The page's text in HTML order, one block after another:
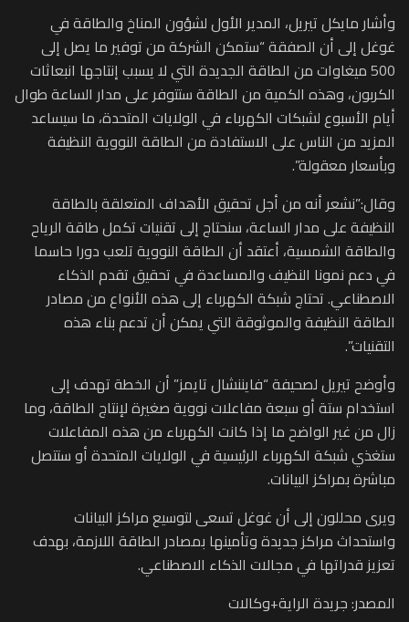
وأشار مايكل تيريل، المدير الأول لشؤون المناخ والطاقة في
غوغل إلى أن الصفقة “ستمكن الشركة من توفير ما يصل إلى
500 ميغاوات من الطاقة الجديدة التي لا يسبب إنتاجها انبعاثات
الكربون، وهذه الكمية من الطاقة ستتوفر على مدار الساعة طوال
أيام الأسبوع لشبكات الكهرباء في الولايات المتحدة، ما سيساعد
المزيد من الناس على الاستفادة من الطاقة النووية النظيفة
وبأسعار معقولة”.
وقال:”نشعر أنه من أجل تحقيق الأهداف المتعلقة بالطاقة
النظيفة على مدار الساعة، سنحتاج إلى تقنيات تكمل طاقة الرياح
والطاقة الشمسية، أعتقد أن الطاقة النووية تلعب دورا حاسما
في دعم نمونا النظيف والمساعدة في تحقيق تقدم الذكاء
الاصطناعي. تحتاج شبكة الكهرباء إلى هذه الأنواع من مصادر
الطاقة النظيفة والموثوقة التي يمكن أن تدعم بناء هذه
التقنيات”.
وأوضح تيريل لصحيفة “فايننشال تايمز” أن الخطة تهدف إلى
استخدام ستة أو سبعة مفاعلات نووية صغيرة لإنتاج الطاقة، وما
زال من غير الواضح ما إذا كانت الكهرباء من هذه المفاعلات
ستغذي شبكة الكهرباء الرئيسية في الولايات المتحدة أو ستتصل
مباشرة بمراكز البيانات.
ويرى محللون إلى أن غوغل تسعى لتوسيع مراكز البيانات
واستحداث مراكز جديدة وتأمينها بمصادر الطاقة اللازمة، بهدف
تعزيز قدراتها في مجالات الذكاء الاصطناعي.
المصدر: جريدة الراية+وكالات